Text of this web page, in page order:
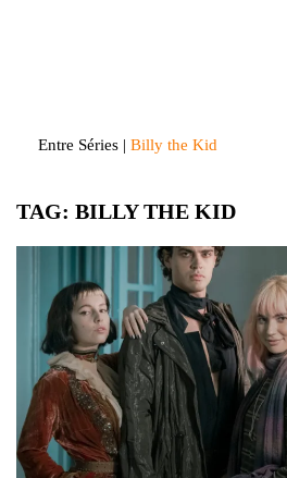
Entre Séries | Billy the Kid
TAG: BILLY THE KID